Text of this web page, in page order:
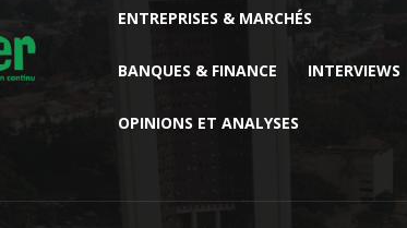
ENTREPRISES & MARCHÉS
BANQUES & FINANCE INTERVIEWS
OPINIONS ET ANALYSES